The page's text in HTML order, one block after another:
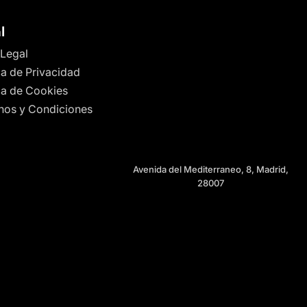
de Privacidad
de Cookies
y Condiciones
Avenida del Mediterraneo, 8, Madrid,
28007